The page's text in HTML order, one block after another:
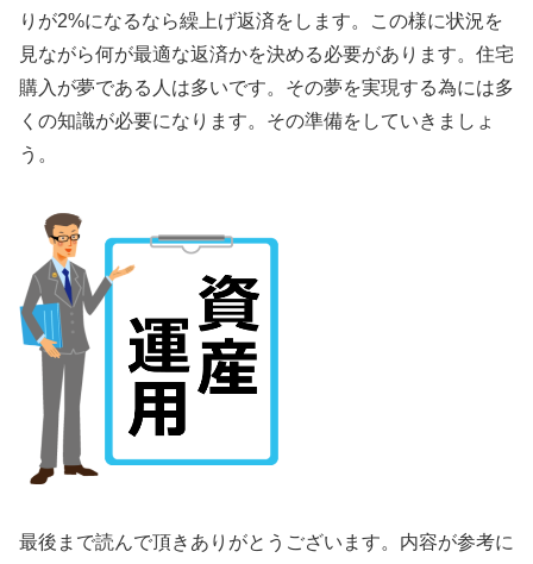
りが2%になるなら繰上げ返済をします。この様に状況を
見ながら何が最適な返済かを決める必要があります。住宅
購入が夢である人は多いです。その夢を実現する為には多
くの知識が必要になります。その準備をしていきましょ
う。
最後まで読んで頂きありがとうございます。内容が参考に